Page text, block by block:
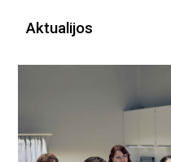
Aktualijos